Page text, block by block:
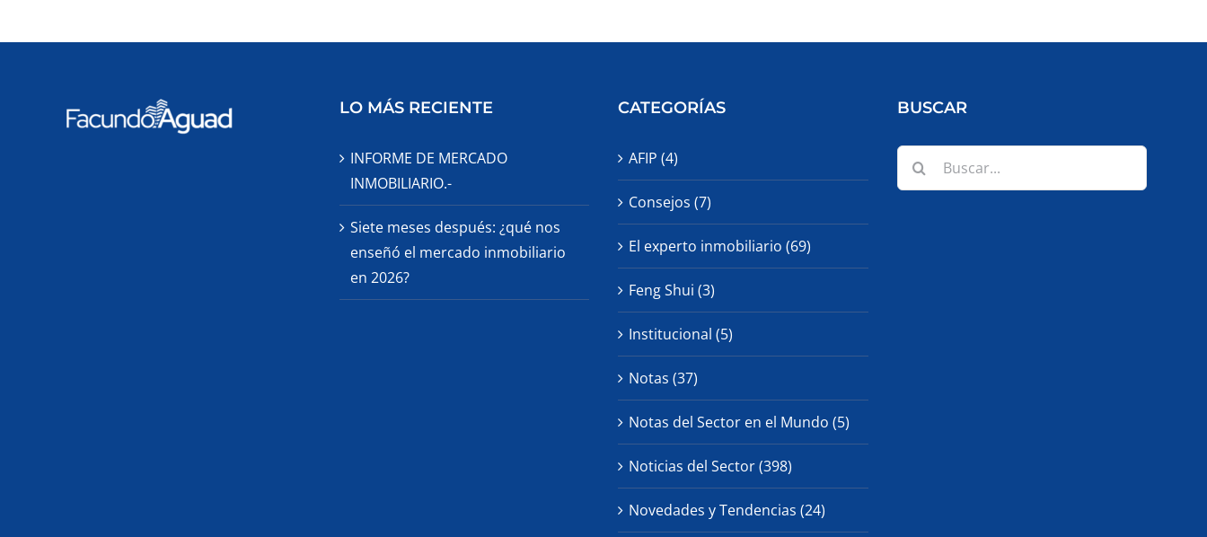
LO MÁS RECIENTE
INFORME DE MERCADO
INMOBILIARIO.-
Siete meses después: ¿qué nos
enseñó el mercado inmobiliario
en 2026?
CATEGORÍAS
AFIP (4)
Consejos (7)
El experto inmobiliario (69)
Feng Shui (3)
Institucional (5)
Notas (37)
Notas del Sector en el Mundo (5)
Noticias del Sector (398)
Novedades y Tendencias (24)
BUSCAR
Buscar: